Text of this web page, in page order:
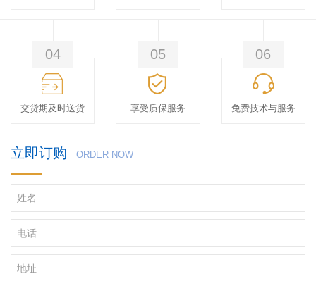
04
交货期及时送货
05
享受质保服务
06
免费技术与服务
立即订购 ORDER NOW